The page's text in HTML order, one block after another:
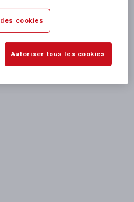
cookies
Autoriser tous les cookies